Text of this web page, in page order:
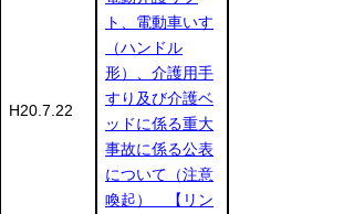
H20.7.22
ト、電動車いす
（ハンドル
形）、介護用手
すり及び介護ベ
ッドに係る重大
事故に係る公表
について（注意
喚起） 【リン